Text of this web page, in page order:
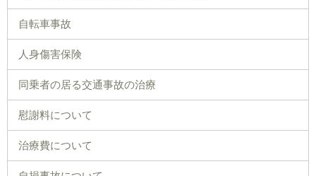
自転車事故
人身傷害保険
同乗者の居る交通事故の治療
慰謝料について
治療費について